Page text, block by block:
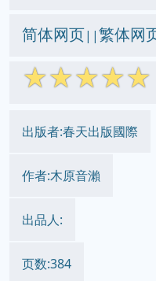
简体网页||繁体网
☆☆☆☆☆
出版者:春天出版國際
作者:木原音瀨
出品人:
页数:384